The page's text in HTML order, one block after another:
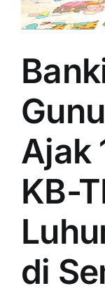
Ajak
KB-
di